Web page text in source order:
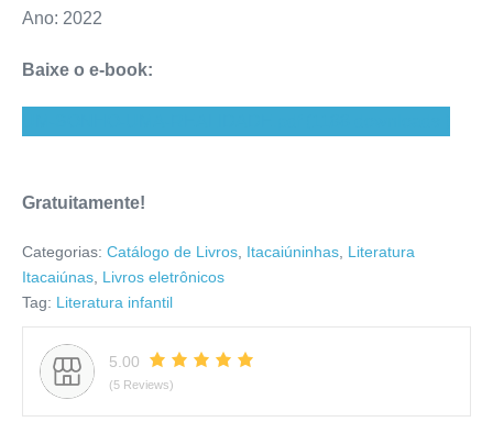
Ano: 2022
Baixe o e-book:
Gratuitamente!
Categorias: Catálogo de Livros, Itacaiúninhas, Literatura
Itacaiúnas, Livros eletrônicos
Tag: Literatura infantil
5.00
(5 Reviews)